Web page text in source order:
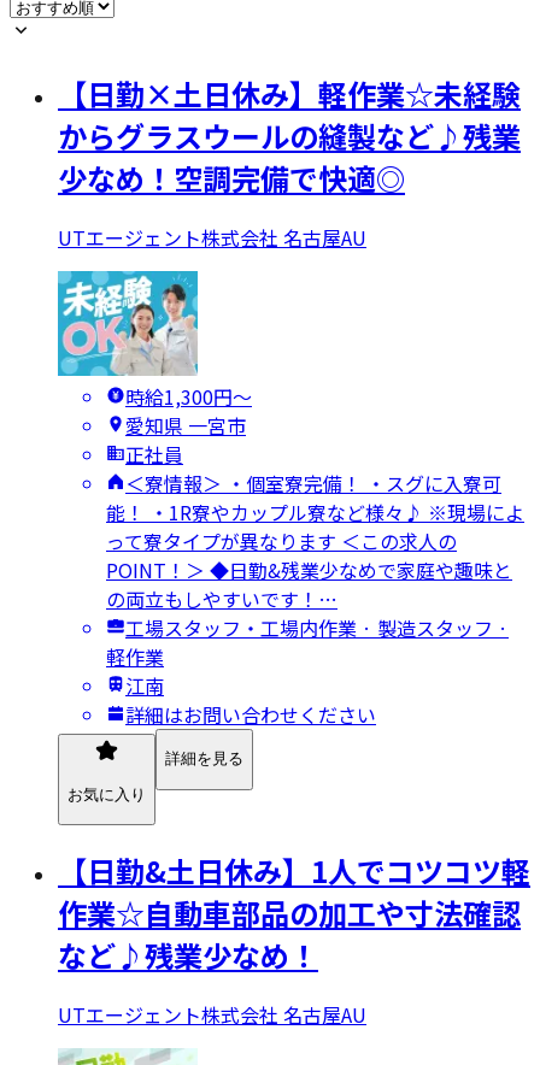
【日勤×土日休み】軽作業☆未経験
からグラスウールの縫製など♪残業
少なめ！空調完備で快適◎
UTエージェント株式会社 名古屋AU
時給1,300円〜
愛知県 一宮市
正社員
＜寮情報＞ ・個室寮完備！ ・スグに入寮可
能！ ・1R寮やカップル寮など様々♪ ※現場によ
って寮タイプが異なります ＜この求人の
POINT！＞ ◆日勤&残業少なめで家庭や趣味と
の両立もしやすいです！…
工場スタッフ・工場内作業 · 製造スタッフ ·
軽作業
江南
詳細はお問い合わせください
お気に入り
詳細を見る
【日勤&土日休み】1人でコツコツ軽
作業☆自動車部品の加工や寸法確認
など♪残業少なめ！
UTエージェント株式会社 名古屋AU